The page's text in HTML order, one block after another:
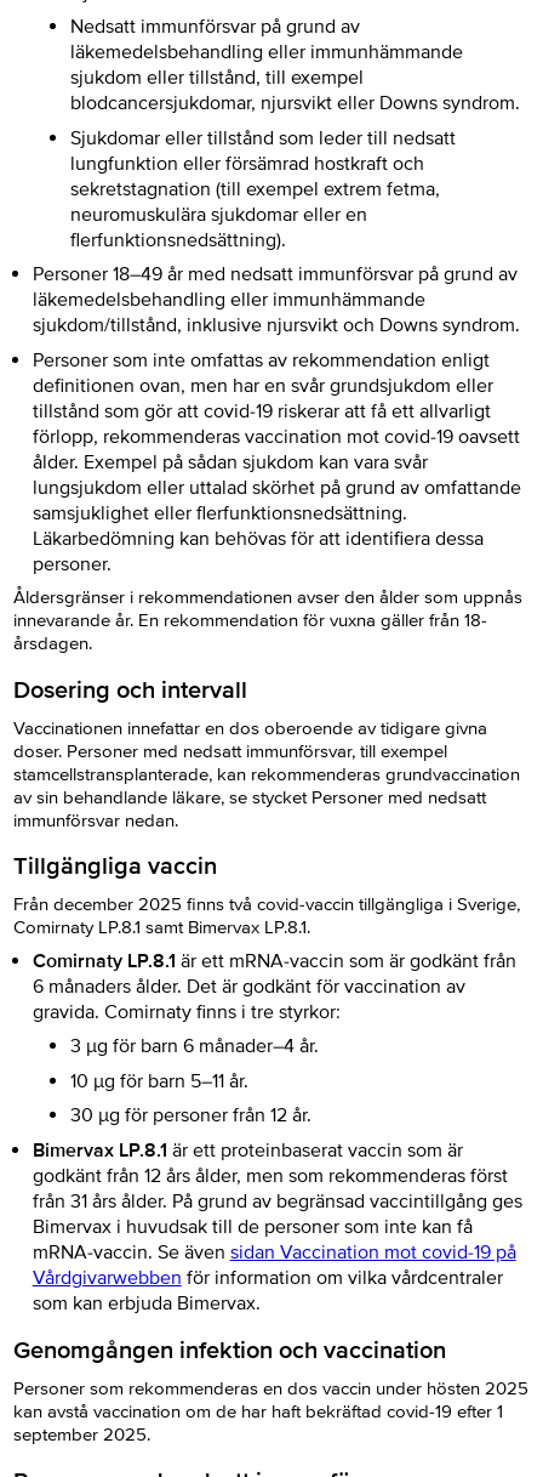
Nedsatt immunförsvar på grund av
läkemedelsbehandling eller immunhämmande
sjukdom eller tillstånd, till exempel
blodcancersjukdomar, njursvikt eller Downs syndrom.
Sjukdomar eller tillstånd som leder till nedsatt
lungfunktion eller försämrad hostkraft och
sekretstagnation (till exempel extrem fetma,
neuromuskulära sjukdomar eller en
flerfunktionsnedsättning).
Personer 18–49 år med nedsatt immunförsvar på grund av
läkemedelsbehandling eller immunhämmande
sjukdom/tillstånd, inklusive njursvikt och Downs syndrom.
Personer som inte omfattas av rekommendation enligt
definitionen ovan, men har en svår grundsjukdom eller
tillstånd som gör att covid-19 riskerar att få ett allvarligt
förlopp, rekommenderas vaccination mot covid-19 oavsett
ålder. Exempel på sådan sjukdom kan vara svår
lungsjukdom eller uttalad skörhet på grund av omfattande
samsjuklighet eller flerfunktionsnedsättning.
Läkarbedömning kan behövas för att identifiera dessa
personer.
Åldersgränser i rekommendationen avser den ålder som uppnås
innevarande år. En rekommendation för vuxna gäller från 18-
årsdagen.
Dosering och intervall
Vaccinationen innefattar en dos oberoende av tidigare givna
doser. Personer med nedsatt immunförsvar, till exempel
stamcellstransplanterade, kan rekommenderas grundvaccination
av sin behandlande läkare, se stycket Personer med nedsatt
immunförsvar nedan.
Tillgängliga vaccin
Från december 2025 finns två covid-vaccin tillgängliga i Sverige,
Comirnaty LP.8.1 samt Bimervax LP.8.1.
Comirnaty LP.8.1 är ett mRNA-vaccin som är godkänt från
6 månaders ålder. Det är godkänt för vaccination av
gravida. Comirnaty finns i tre styrkor:
3 µg för barn 6 månader–4 år.
10 µg för barn 5–11 år.
30 µg för personer från 12 år.
Bimervax LP.8.1 är ett proteinbaserat vaccin som är
godkänt från 12 års ålder, men som rekommenderas först
från 31 års ålder. På grund av begränsad vaccintillgång ges
Bimervax i huvudsak till de personer som inte kan få
mRNA-vaccin. Se även sidan Vaccination mot covid-19 på
Vårdgivarwebben för information om vilka vårdcentraler
som kan erbjuda Bimervax.
Genomgången infektion och vaccination
Personer som rekommenderas en dos vaccin under hösten 2025
kan avstå vaccination om de har haft bekräftad covid-19 efter 1
september 2025.